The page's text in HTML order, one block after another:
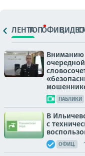
ЛЕНТАТОПОФИЦ.ВИДЕО
Вниманию
ПАБЛИКИ
В
с
ОФИЦ.